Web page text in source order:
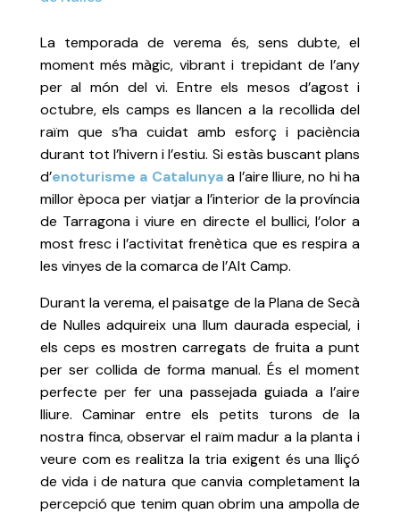
La temporada de verema és, sens dubte, el
moment més màgic, vibrant i trepidant de l’any
per al món del vi. Entre els mesos d’agost i
octubre, els camps es llancen a la recollida del
raïm que s’ha cuidat amb esforç i paciència
durant tot l’hivern i l’estiu. Si estàs buscant plans
d’enoturisme a Catalunyaa l’aire lliure, no hi ha
millor època per viatjar a l’interior de la província
de Tarragona i viure en directe el bullici, l’olor a
most fresc i l’activitat frenètica que es respira a
les vinyes de la comarca de l’Alt Camp.
Durant la verema, el paisatge de la Plana de Secà
de Nulles adquireix una llum daurada especial, i
els ceps es mostren carregats de fruita a punt
per ser collida de forma manual. És el moment
perfecte per fer una passejada guiada a l’aire
lliure. Caminar entre els petits turons de la
nostra finca, observar el raïm madur a la planta i
veure com es realitza la tria exigent és una lliçó
de vida i de natura que canvia completament la
percepció que tenim quan obrim una ampolla de